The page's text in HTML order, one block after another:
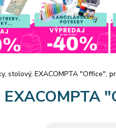
stolový, EXACOMPTA "Office",